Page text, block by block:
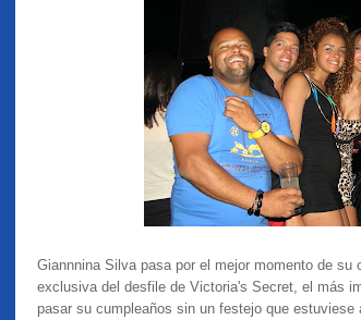
Giannnina Silva pasa por el mejor momento de
exclusiva del desfile de Victoria's Secret, el más
pasar su cumpleaños sin un festejo que